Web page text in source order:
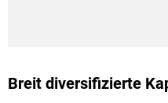
Breit diversifizierte